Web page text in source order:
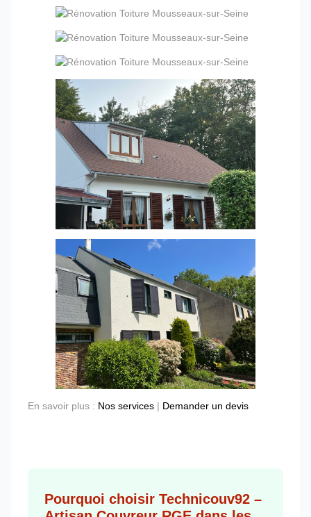
En savoir plus : Nos services | Demander un devis
Pourquoi choisir Technicouv92 –